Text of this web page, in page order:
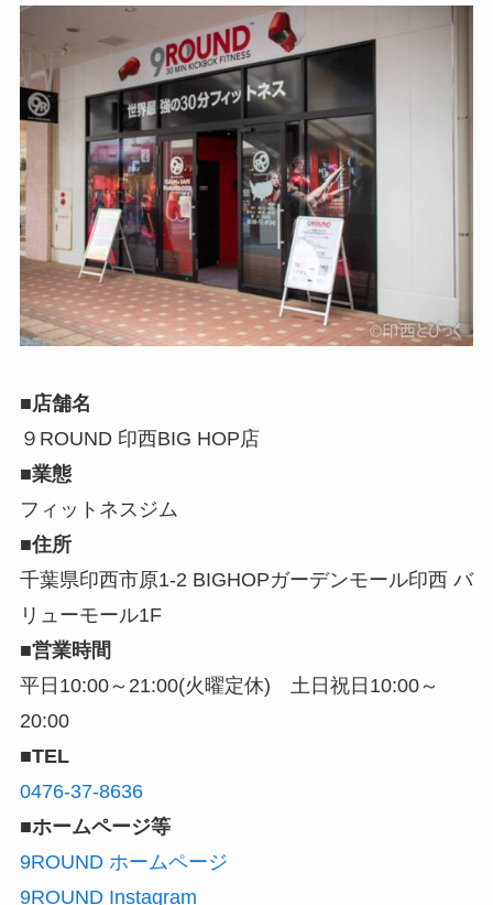
■店舗名
９ROUND 印西BIG HOP店
■業態
フィットネスジム
■住所
千葉県印西市原1-2 BIGHOPガーデンモール印西 バ
リューモール1F
■営業時間
平日10:00～21:00(火曜定休) 土日祝日10:00～
20:00
■TEL
0476-37-8636
■ホームページ等
9ROUND ホームページ
9ROUND Instagram